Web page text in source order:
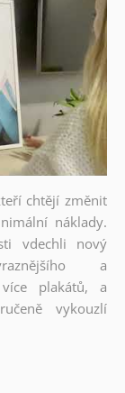
chtějí změnit
náklady.
vdechli nový
a
plakátů, a
vykouzlí